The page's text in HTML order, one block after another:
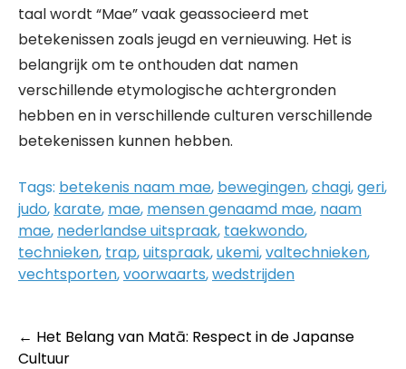
taal wordt “Mae” vaak geassocieerd met
betekenissen zoals jeugd en vernieuwing. Het is
belangrijk om te onthouden dat namen
verschillende etymologische achtergronden
hebben en in verschillende culturen verschillende
betekenissen kunnen hebben.
Tags: betekenis naam mae, bewegingen,chagi,geri,
judo, karate, mae, mensen genaamd mae, naam
mae, nederlandse uitspraak, taekwondo,
technieken, trap,uitspraak,ukemi,valtechnieken,
vechtsporten,voorwaarts,wedstrijden
Post
← Het Belang van Matā: Respect in de Japanse
Cultuur